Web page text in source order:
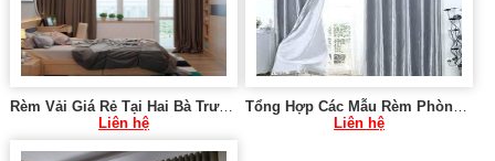
Rèm Vải Giá Rẻ Tại Hai Bà Trưng Hà Nội 0975 765 295 SK300
Liên hệ
Tổng Hợp Các Mẫu Rèm Phòng Khách SK662
Liên hệ